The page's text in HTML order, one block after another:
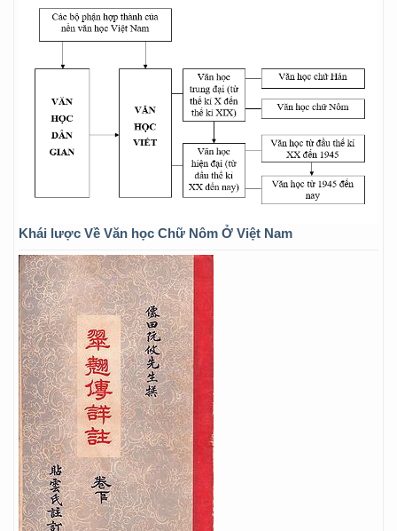
Khái lược Về Văn học Chữ Nôm Ở Việt Nam